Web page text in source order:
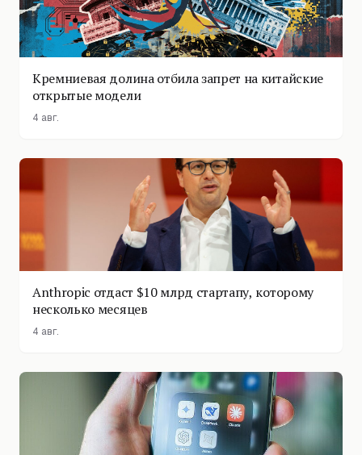
Кремниевая долина отбила запрет на китайские
открытые модели
4 авг.
Anthropic отдаст $10 млрд стартапу, которому
несколько месяцев
4 авг.